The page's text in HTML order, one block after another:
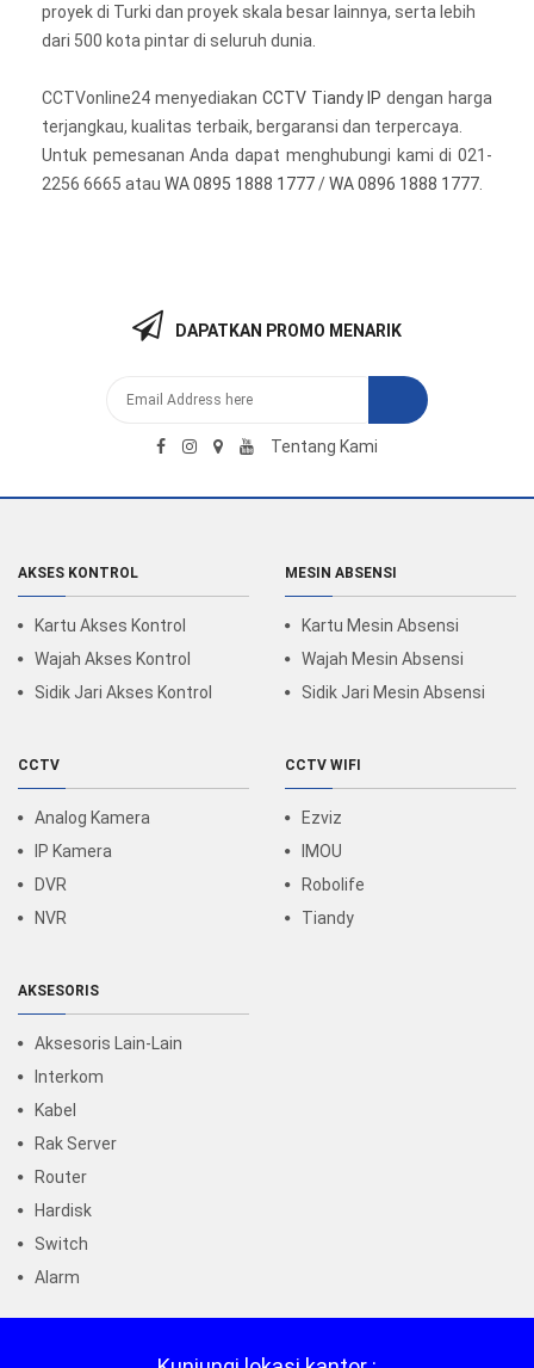
proyek di Turki dan proyek skala besar lainnya, serta lebih
dari 500 kota pintar di seluruh dunia.
CCTVonline24 menyediakan CCTV Tiandy IP dengan harga
terjangkau, kualitas terbaik, bergaransi dan terpercaya.
Untuk pemesanan Anda dapat menghubungi kami di 021-
2256 6665 atau WA 0895 1888 1777/WA 0896 1888 1777
DAPATKAN PROMO MENARIK
Tentang Kami
AKSES KONTROL
Kartu Akses Kontrol
Wajah Akses Kontrol
Sidik Jari Akses Kontrol
MESIN ABSENSI
Kartu Mesin Absensi
Wajah Mesin Absensi
Sidik Jari Mesin Absensi
CCTV
Analog Kamera
IP Kamera
DVR
NVR
CCTV WIFI
Ezviz
IMOU
Robolife
Tiandy
AKSESORIS
Aksesoris Lain-Lain
Interkom
Kabel
Rak Server
Router
Hardisk
Switch
Alarm